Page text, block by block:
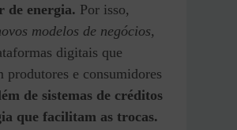
de energia. Por isso,
modelos de negócios,
digitais que
produtores e consumidores
de sistemas de créditos
que facilitam as trocas.